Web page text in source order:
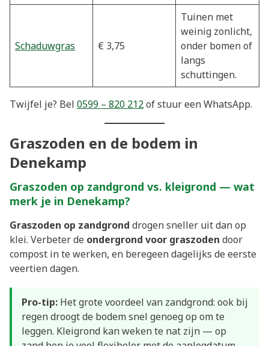
Schaduwgras € 3,75
Tuinen met
weinig zonlicht,
onder bomen of
langs
schuttingen.
Twijfel je? Bel 0599 – 820 212of stuur een WhatsApp.
Graszoden en de bodem in
Denekamp
Graszoden op zandgrond vs. kleigrond — wat
merk je in Denekamp?
Graszoden op zandgrond drogen sneller uit dan op
klei. Verbeter de ondergrond voor graszoden door
compost in te werken, en beregeen dagelijks de eerste
veertien dagen.
Pro-tip: Het grote voordeel van zandgrond: ook bij
regen droogt de bodem snel genoeg op om te
leggen. Kleigrond kan weken te nat zijn — op